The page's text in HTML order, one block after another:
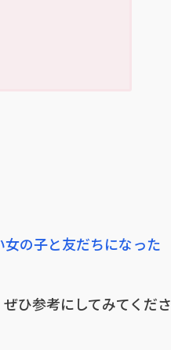
の子と友だちになった
ひ参考にしてみてくださ